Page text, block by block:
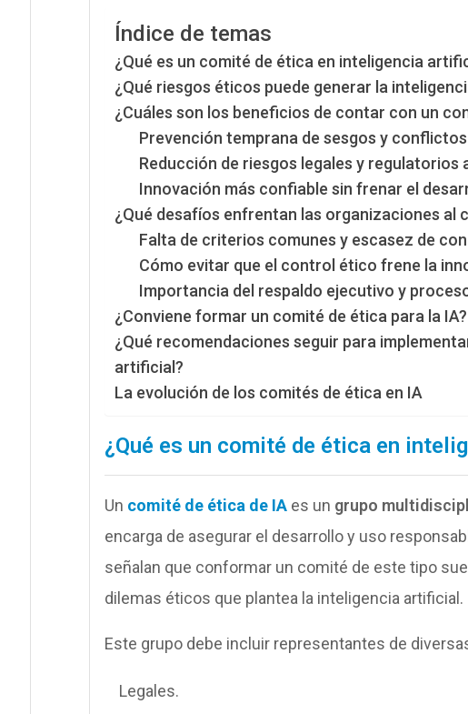
Índice de temas
¿Qué es un comité de ética en inteligencia
¿Qué riesgos éticos puede generar la
¿Cuáles son los beneficios de contar con un
Prevención temprana de sesgos y
Reducción de riesgos legales y regulatorios
Innovación más confiable sin frenar el
¿Qué desafíos enfrentan las organizaciones al
Falta de criterios comunes y escasez de
Cómo evitar que el control ético frene la
Importancia del respaldo ejecutivo y
¿Conviene formar un comité de ética para la IA?
¿Qué recomendaciones seguir para
artificial?
La evolución de los comités de ética en IA
¿Qué es un comité de ética en
Un comité de ética de IAes un grupo
encarga de asegurar el desarrollo y uso
señalan que conformar un comité de este tipo
dilemas éticos que plantea la inteligencia artificial.
Este grupo debe incluir representantes de
Legales.